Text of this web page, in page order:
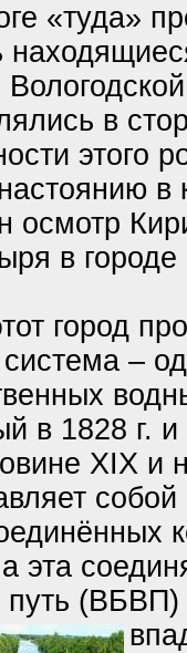
«туда»
в
этого
в
осмотр
в
город
–
в 1828 г.
XIX и
эта
путь (ВБВП)